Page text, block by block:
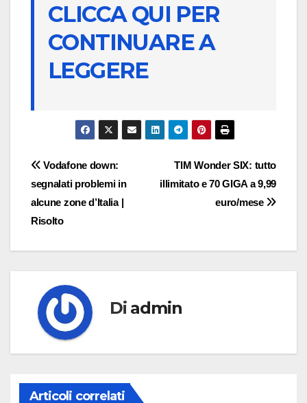
CLICCA QUI PER
CONTINUARE A
LEGGERE
Navigazione
articoli
TIM Wonder SIX: tutto
illimitato e 70 GIGA a 9,99
euro/mese
Vodafone down:
segnalati problemi in
alcune zone d’Italia |
Risolto
Di admin
Articoli correlati